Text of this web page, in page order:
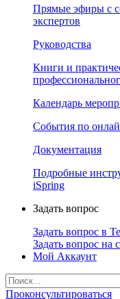
Прямые эфиры с
экспертов
Руководства
Книги и
Календарь
События по
Документация
Подробные
iSpring
Задать вопрос
Задать вопрос в
Задать вопрос на
Мой Аккаунт
Проконсультироваться